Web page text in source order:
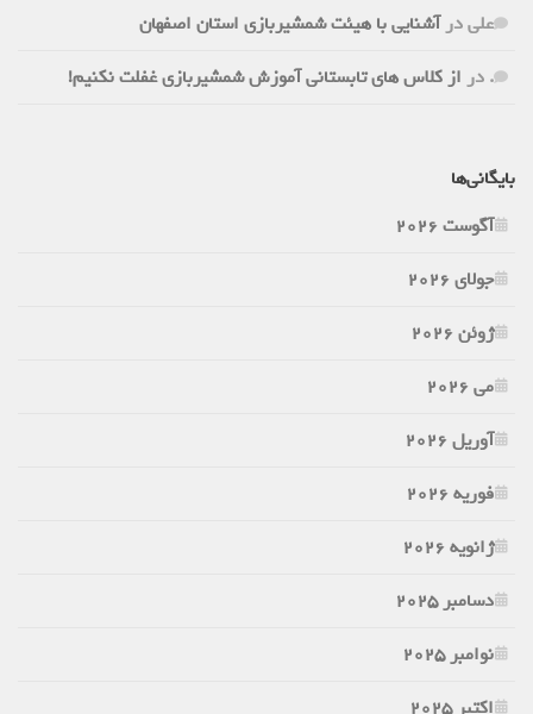
علیدرآشنایی با هیئت شمشیربازی استان اصفهان
.دراز کلاس های تابستانی آموزش شمشیربازی غفلت نکنیم!
بایگانی‌ها
آگوست 2026
جولای 2026
ژوئن 2026
می 2026
آوریل 2026
فوریه 2026
ژانویه 2026
دسامبر 2025
نوامبر 2025
اکتبر 2025